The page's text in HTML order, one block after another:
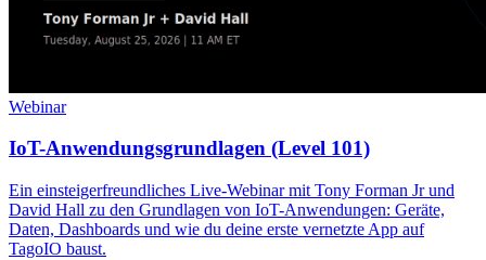
Webinar
IoT-Anwendungsgrundlagen (Level 101)
Ein einsteigerfreundliches Live-Webinar mit Tony Forman Jr und
David Hall zu den Grundlagen von IoT-Anwendungen: Geräte,
Daten, Dashboards und wie du deine erste vernetzte App auf
TagoIO baust.